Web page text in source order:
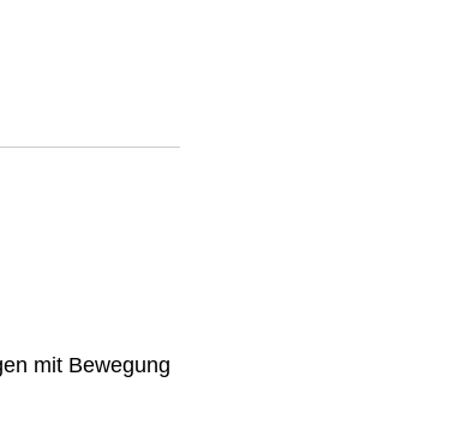
mit Bewegung